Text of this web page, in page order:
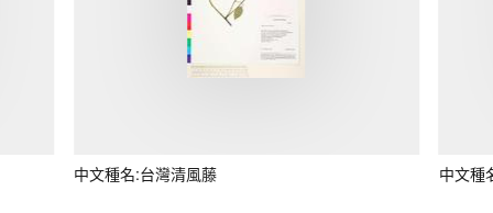
中文種名:台灣清風藤 中文種